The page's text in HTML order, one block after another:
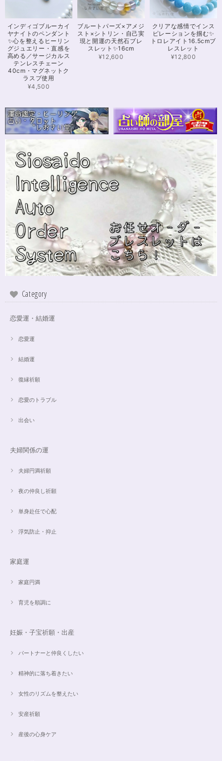
可愛いお品をありがとうございます。陽に当たるとキラキラして、とても可
愛いです！とくにシトリンの色味がとても気に入りました。まだ、気になる
ブレスレットがたくさんあったので、また購入させていただきたいと思いま
す。また親切で迅速、丁寧な対応をしてくださりありがとうございました。
さざれながら、カイヤナイトのブルーバンドやジラソールアイが見える石も
ありました きれいな石をありがとうございます⭐︎
シンデレラのパワーストーンブレスレット「夢は希むもの」✨ブルーカルセドニー16cm
ステンレス→水晶変更
2024/10/24
本日無事に、到着しました！ ワクワクしながら開封しました(*^^*) とって
もキレイな色合いで、手に取るとほんのり温かく感じ元気になる気がしま
す！リボンのメッセージも大事にします(*^^*)まさかのお名前が(芸名なの
でしょうかね？^^)同じでびっくり♡嬉しいです♡ 次回は、オーダーをお願
いしてみたいなと思いました！
インスピレーションの湧泉✨アクアオーラブレスレット15.5cm
2024/10/22
この度は、ご縁に感謝致します。 やはり、この色のアクアオーラに出会え
も、ずっーと見ていられますね。 素敵なブレスレットを、有難うございま
した。
思ったより小粒でしたがとても綺麗なアパタイトでした ありがとうござい
ました⭐︎ アパタイトは大丈夫だったのですが、箱が潰れておまけで付いてい
取れていたので、相当揺らされたか投げられたりしたのかも…
こんばんは。 商品受け取りました。 サイズ調整していただき、画像で見る
昨日、無事受け取りました。早速身につけています。 カイヤナイトがキラ
よい大きさです。 いつもありがとうございます。
インディゴブルーカイ
ヤナイトのペンダント
✨心を整えるヒーリン
グジュエリー・直感を
高める／サージカルス
テンレスチェーン
40cm・マグネットク
ラスプ使用
¥4,500
ブルートパーズ×アメジ
スト×シトリン・自己実
現と開運の天然石ブレ
スレット✨16cm
¥12,600
クリアな感情でインス
ピレーションを掴む✨
トロレアイト16.5cmブ
レスレット
¥12,800
Category
恋愛運・結婚運
恋愛運
結婚運
復縁祈願
恋愛のトラブル
出会い
夫婦関係の運
夫婦円満祈願
夜の仲良し祈願
単身赴任で心配
浮気防止・抑止
家庭運
家庭円満
育児を順調に
妊娠・子宝祈願・出産
パートナーと仲良くしたい
精神的に落ち着きたい
女性のリズムを整えたい
安産祈願
産後の心身ケア